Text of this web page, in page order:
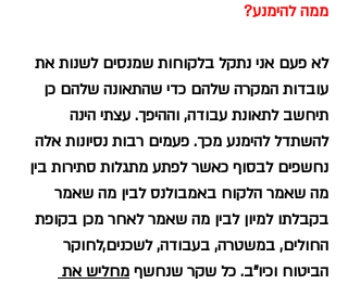
ממה להימנע?
לא פעם אני נתקל בלקוחות שמנסים לשנות את
עובדות המקרה שלהם כדי שהתאונה שלהם כן
תיחשב לתאונת עבודה, וההיפך. עצתי הינה
להשתדל להימנע מכך. פעמים רבות נסיונות אלה
נחשפים לבסוף כאשר לפתע מתגלות סתירות בין
מה שאמר הלקוח באמבולנס לבין מה שאמר
בקבלתו למיון לבין מה שאמר לאחר מכן בקופת
החולים, במשטרה, בעבודה, לשכנים,לחוקר
הביטוח וכיו"ב. כל שקר שנחשף מחליש את